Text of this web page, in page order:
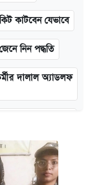
কাটবেন যেভাবে
নিন পদ্ধতি
দালাল অ্যাডলফ
১৮ প্রো ম্যাক্সের